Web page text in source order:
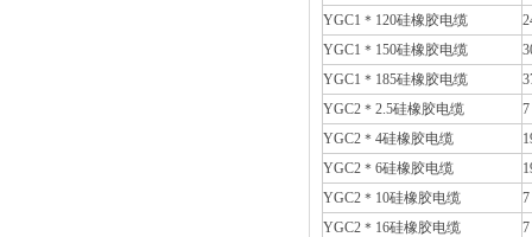
YGC1＊120硅橡胶电缆
YGC1＊150硅橡胶电缆
YGC1＊185硅橡胶电缆
YGC2＊2.5硅橡胶电缆
YGC2＊4硅橡胶电缆
YGC2＊6硅橡胶电缆
YGC2＊10硅橡胶电缆
YGC2＊16硅橡胶电缆